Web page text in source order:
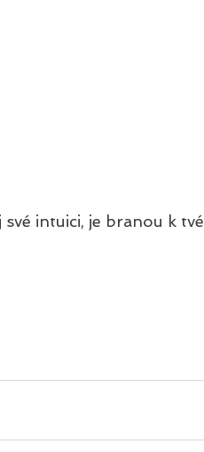
své intuici, je branou k tvé